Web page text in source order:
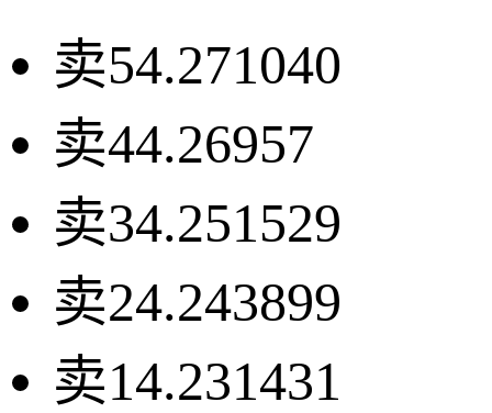
卖54.271040
卖44.26957
卖34.251529
卖24.243899
卖14.231431